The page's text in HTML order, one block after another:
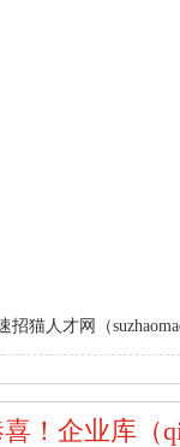
招猫人才网（
！企业库（